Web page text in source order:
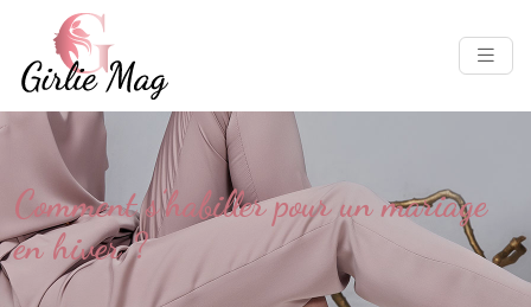
Comment s’habiller pour un mariage
en hiver ?